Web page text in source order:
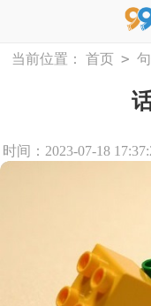
当前位置： 首页 >
时间：2023-07-18